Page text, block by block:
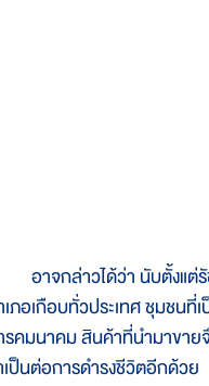
อาจกล่าวได้ว่า นับตั้งแต่รัช
ภอเกือบทั่วประเทศ ชุมชน
คมนาคม สินค้าที่นำมาขายจึ
เป็นต่อการดำรงชีวิตอีกด้วย